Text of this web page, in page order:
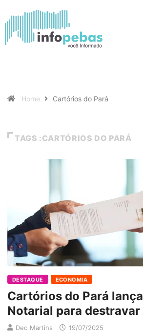
Home Cartórios do Pará
TAGS :CARTÓRIOS DO PARÁ
DESTAQUE ECONOMIA
Cartórios do Pará
Notarial para
Deo Martins 19/07/2025